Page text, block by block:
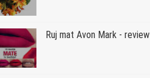
Ruj mat Avon Mark - review